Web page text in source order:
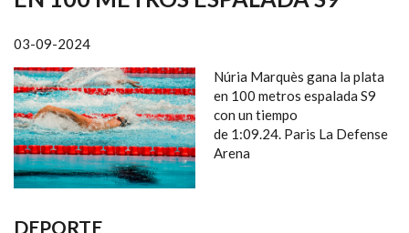
LA
NAVEGACIÓN
03-09-2024
Núria Marquès gana la plata
en 100 metros espalada S9
con un tiempo
de 1:09.24. Paris La Defense
Arena
DEPORTE